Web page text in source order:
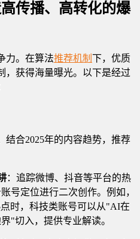
传播、高转化的爆
力。在算法推荐机制 下，优质
，获得海量曝光。以下是经过
结合2025年的内容趋势，推荐
：追踪微博、抖音等平台的热
号定位进行二次创作。例如，
时，科技类账号可以从"AI在
"切入，提供专业解读。